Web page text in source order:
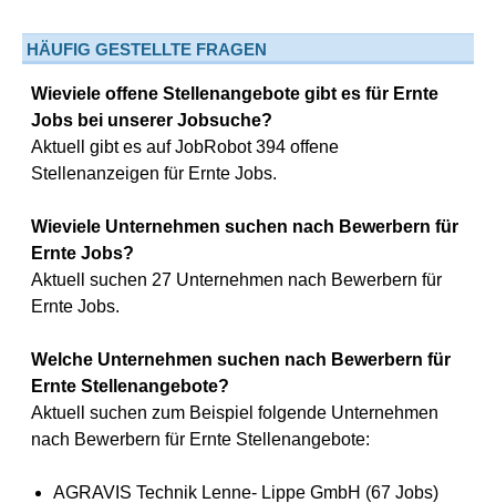
HÄUFIG GESTELLTE FRAGEN
Wieviele offene Stellenangebote gibt es für Ernte
Jobs bei unserer Jobsuche?
Aktuell gibt es auf JobRobot 394 offene
Stellenanzeigen für Ernte Jobs.
Wieviele Unternehmen suchen nach Bewerbern für
Ernte Jobs?
Aktuell suchen 27 Unternehmen nach Bewerbern für
Ernte Jobs.
Welche Unternehmen suchen nach Bewerbern für
Ernte Stellenangebote?
Aktuell suchen zum Beispiel folgende Unternehmen
nach Bewerbern für Ernte Stellenangebote:
AGRAVIS Technik Lenne- Lippe GmbH (67 Jobs)